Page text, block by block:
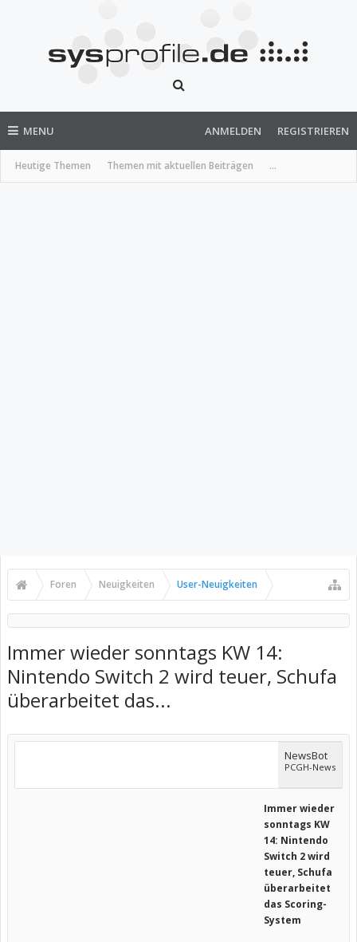
MENU
Heutige Themen Themen mit aktuellen Beiträgen ...
ANMELDEN REGISTRIEREN
Foren Neuigkeiten User-Neuigkeiten
Immer wieder sonntags KW 14:
Nintendo Switch 2 wird teuer, Schufa
überarbeitet das...
NewsBot
PCGH-News
Immer wieder
sonntags KW
14: Nintendo
Switch 2 wird
teuer, Schufa
überarbeitet
das Scoring-
System